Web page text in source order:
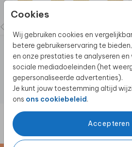
Cookies
Wij gebruiken cookies en
betere gebruikerservaring te
en onze prestaties te analyseren
sociale mediadoeleinden (het
gepersonaliseerde advertenties).
Je kunt jouw toestemming altijd
ons ons cookiebeleid.
Accepteren